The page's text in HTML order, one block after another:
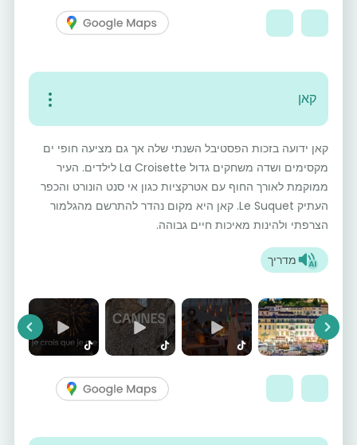
קאן
קאן ידועה בזכות הפסטיבל השנתי שלה אך גם מציעה חופי ים
מקסימים ושדה משחקים גדול La Croisette לילדים. העיר
ממוקמת לאורך החוף עם אטרקציות כגון אי סנט הונורט והכפר
העתיק Le Suquet. קאן היא מקום נהדר להתרשם מהגלמור
הצרפתי ולהינות מאיכות חיים גבוהה.
מדריך
Next